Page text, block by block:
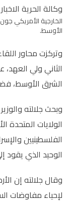
وكالة الحرية
الخارجية الأمريكي
الأوسط.
وتركزت محاور
الثاني ولي
الشرق الأوسط،
وبحث جلالته
الولايات المتحدة
الفلسطينيين
الوحيد الذي
وقال جلالته إن
لإحياء مفاوضات